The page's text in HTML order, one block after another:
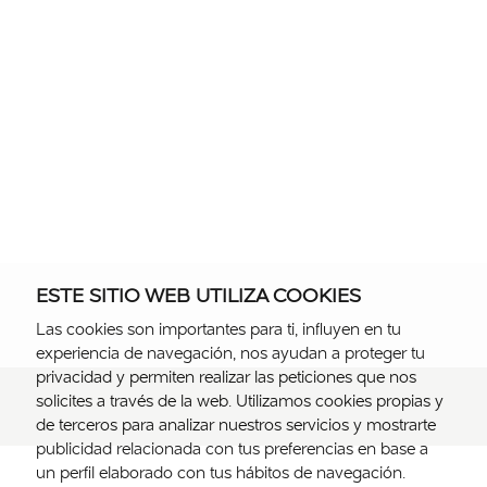
ESTE SITIO WEB UTILIZA COOKIES
Las cookies son importantes para ti, influyen en tu
experiencia de navegación, nos ayudan a proteger tu
privacidad y permiten realizar las peticiones que nos
solicites a través de la web. Utilizamos cookies propias y
de terceros para analizar nuestros servicios y mostrarte
publicidad relacionada con tus preferencias en base a
un perfil elaborado con tus hábitos de navegación.